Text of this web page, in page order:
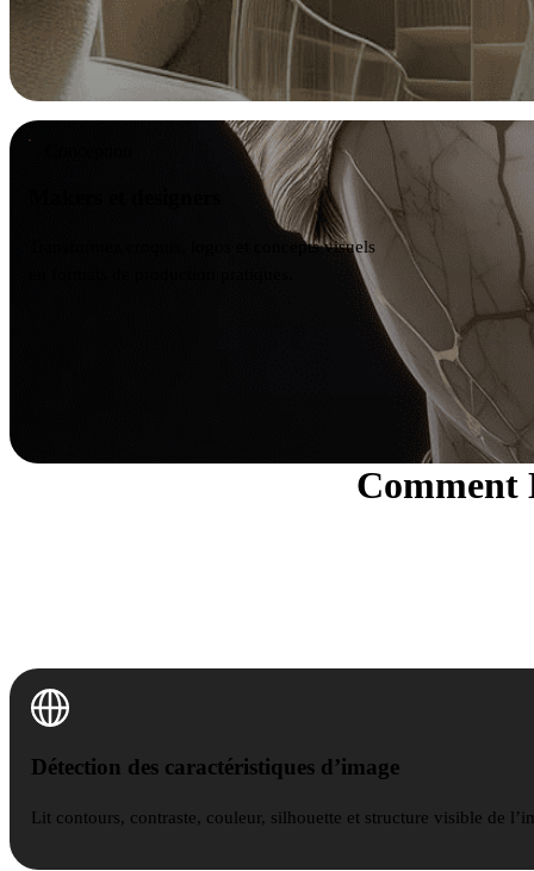
Transformez croquis, logos et concepts visuels
Comment
Détection des caractéristiques d’image
Lit contours, contraste, couleur, silhouette et structure visible de